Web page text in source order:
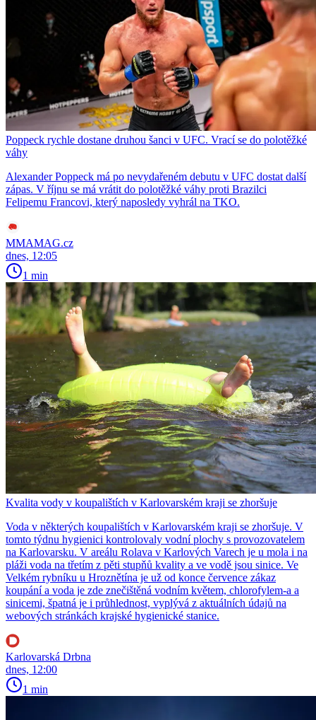
Poppeck rychle dostane druhou šanci v UFC. Vrací se do polotěžké
váhy
Alexander Poppeck má po nevydařeném debutu v UFC dostat další
zápas. V říjnu se má vrátit do polotěžké váhy proti Brazilci
Felipemu Francovi, který naposledy vyhrál na TKO.
MMAMAG.cz
dnes, 12:05
1 min
Kvalita vody v koupalištích v Karlovarském kraji se zhoršuje
Voda v některých koupalištích v Karlovarském kraji se zhoršuje. V
tomto týdnu hygienici kontrolovaly vodní plochy s provozovatelem
na Karlovarsku. V areálu Rolava v Karlových Varech je u mola i na
pláži voda na třetím z pěti stupňů kvality a ve vodě jsou sinice. Ve
Velkém rybníku u Hroznětína je už od konce července zákaz
koupání a voda je zde znečištěná vodním květem, chlorofylem-a a
sinicemi, špatná je i průhlednost, vyplývá z aktuálních údajů na
webových stránkách krajské hygienické stanice.
Karlovarská Drbna
dnes, 12:00
1 min